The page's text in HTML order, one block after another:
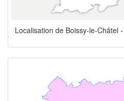
Localisation de Boissy-le-Châtel -